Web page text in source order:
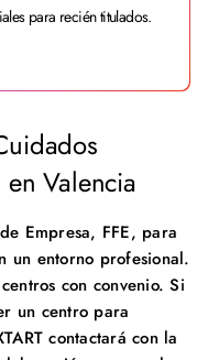
para recién titulados.
Valencia
Empresa, FFE, para
un entorno profesional.
con convenio. Si
un centro para
contactará con la